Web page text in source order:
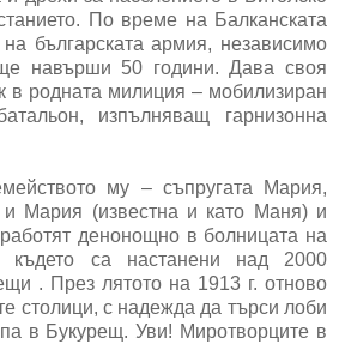
По време на Балканската
българската армия, независимо
навърши 50 години. Дава своя
в родната милиция – мобилизиран
изпълняващ гарнизонна
му – съпругата Мария,
Мария (известна и като Маня) и
денонощно в болницата на
където са настанени над 2000
. През лятото на 1913 г. отново
столици, с надежда да търси лоби
в Букурещ. Уви! Миротворците в